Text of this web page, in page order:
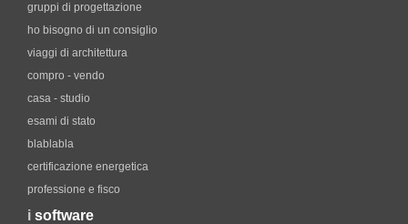
gruppi di progettazione
ho bisogno di un consiglio
viaggi di architettura
compro - vendo
casa - studio
esami di stato
blablabla
certificazione energetica
professione e fisco
i software